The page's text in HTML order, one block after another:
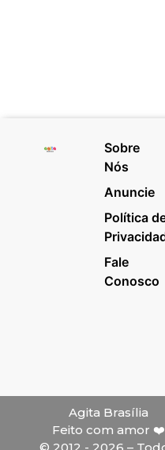
Sobre
Nós
Anuncie
Política
Fale
Conosco
Agita Brasília
Feito com amor ❤️
© 2012 - 2026 –